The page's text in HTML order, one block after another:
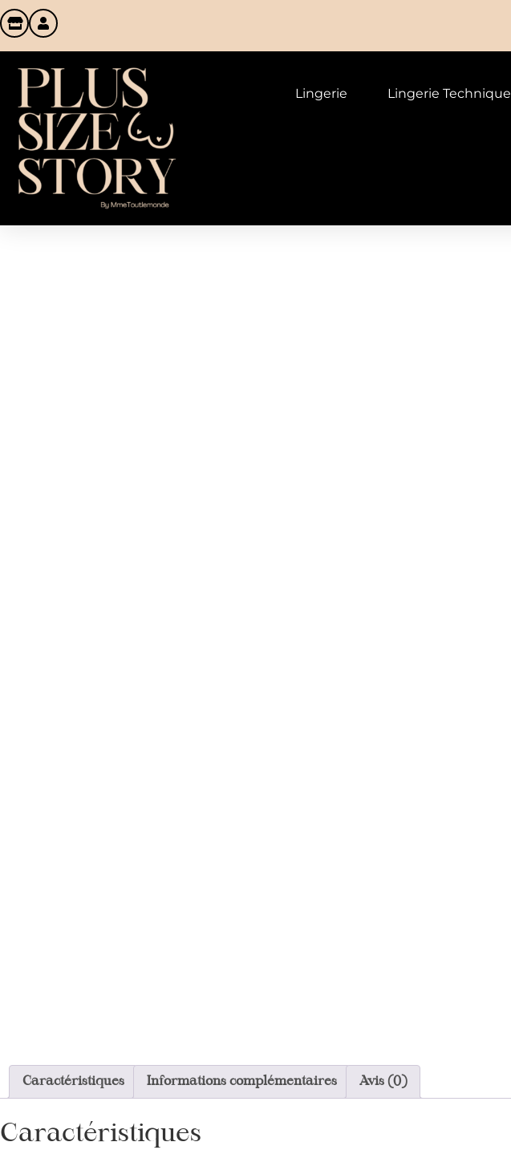
Lingerie Lingerie Technique
Caractéristiques Informations complémentaires Avis (0)
Caractéristiques